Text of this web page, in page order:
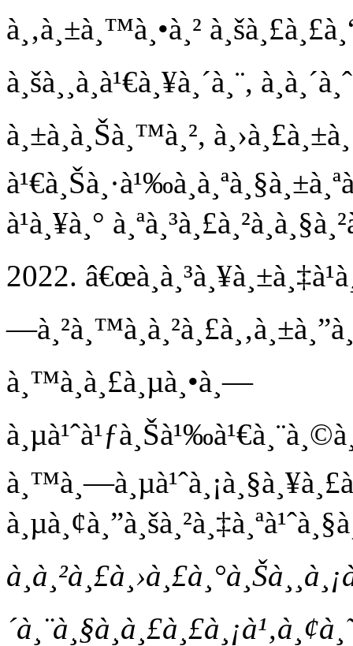
à¸‚à¸±à¸™à¸•à¸²
à¸šà¸¸à¸à¹€à¸¥à¸´à¸¨,
à¸±à¸à¸Šà¸™à¸²,
à¹à¸¥à¸°
2022.
à¸™à¸à¸£à¸µà¸•à¸—